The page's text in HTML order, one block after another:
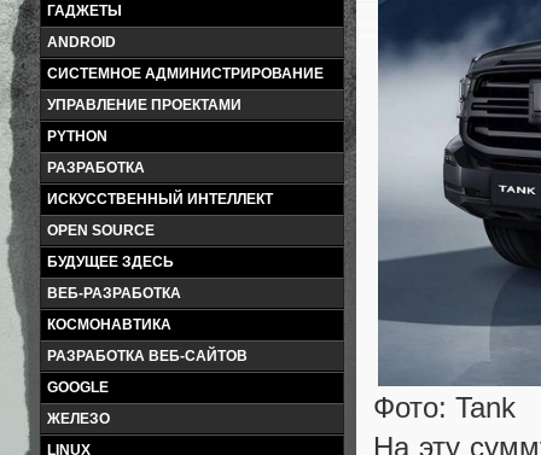
ГАДЖЕТЫ
ANDROID
СИСТЕМНОЕ АДМИНИСТРИРОВАНИЕ
УПРАВЛЕНИЕ ПРОЕКТАМИ
PYTHON
РАЗРАБОТКА
ИСКУССТВЕННЫЙ ИНТЕЛЛЕКТ
OPEN SOURCE
БУДУЩЕЕ ЗДЕСЬ
ВЕБ-РАЗРАБОТКА
КОСМОНАВТИКА
РАЗРАБОТКА ВЕБ-САЙТОВ
GOOGLE
ЖЕЛЕЗО
LINUX
Фото: Tank
На эту